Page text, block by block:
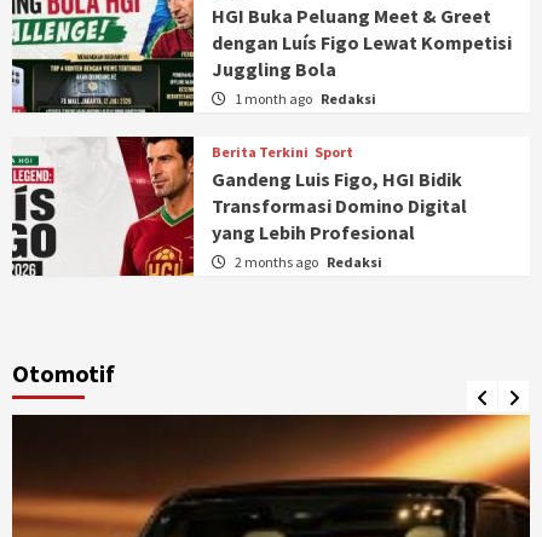
HGI Buka Peluang Meet & Greet
dengan Luís Figo Lewat Kompetisi
Juggling Bola
1 month ago Redaksi
Berita Terkini Sport
Gandeng Luis Figo, HGI Bidik
Transformasi Domino Digital
yang Lebih Profesional
2 months ago Redaksi
Otomotif